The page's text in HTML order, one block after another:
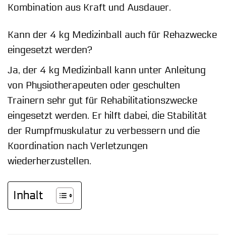
Kombination aus Kraft und Ausdauer.
Kann der 4 kg Medizinball auch für Rehazwecke
eingesetzt werden?
Ja, der 4 kg Medizinball kann unter Anleitung
von Physiotherapeuten oder geschulten
Trainern sehr gut für Rehabilitationszwecke
eingesetzt werden. Er hilft dabei, die Stabilität
der Rumpfmuskulatur zu verbessern und die
Koordination nach Verletzungen
wiederherzustellen.
Inhalt